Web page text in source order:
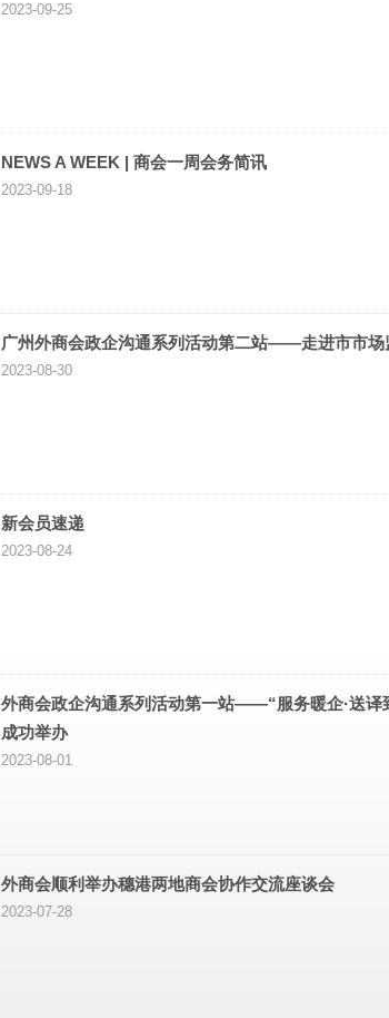
2023-09-25
NEWS A WEEK | 商会一周会务简讯
2023-09-18
广州外商会政企沟通系列活动第二站——走进市市场
2023-08-30
新会员速递
2023-08-24
外商会政企沟通系列活动第一站——“服务暖企·送译
成功举办
2023-08-01
外商会顺利举办穗港两地商会协作交流座谈会
2023-07-28